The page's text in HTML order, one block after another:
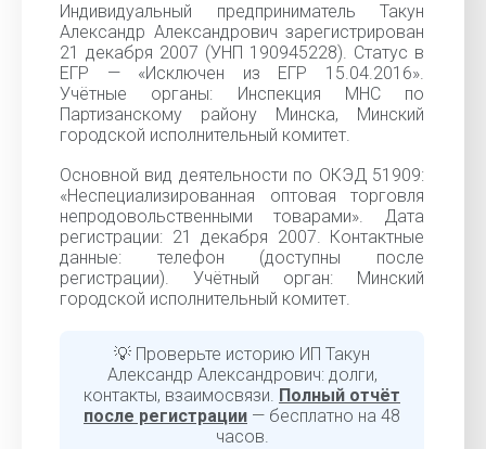
Индивидуальный предприниматель Такун
Александр Александрович зарегистрирован
21 декабря 2007 (УНП 190945228). Статус в
ЕГР — «Исключен из ЕГР 15.04.2016».
Учётные органы: Инспекция МНС по
Партизанскому району Минска, Минский
городской исполнительный комитет.
Основной вид деятельности по ОКЭД 51909:
«Неспециализированная оптовая торговля
непродовольственными товарами». Дата
регистрации: 21 декабря 2007. Контактные
данные: телефон (доступны после
регистрации). Учётный орган: Минский
городской исполнительный комитет.
💡 Проверьте историю ИП Такун
Александр Александрович: долги,
контакты, взаимосвязи. Полный отчёт
после регистрации — бесплатно на 48
часов.